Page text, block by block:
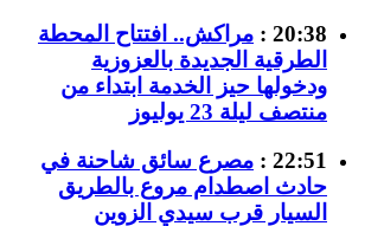
20:38 :
مراكش.. افتتاح المحطة
الطرقية الجديدة بالعزوزية
ودخولها حيز الخدمة ابتداء من
منتصف ليلة 23 يوليوز
22:51 :
مصرع سائق شاحنة في
حادث اصطدام مروع بالطريق
السيار قرب سيدي الزوين